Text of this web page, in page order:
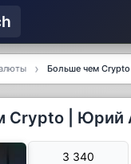
Больше чем
Crypto | Юрий
3 340